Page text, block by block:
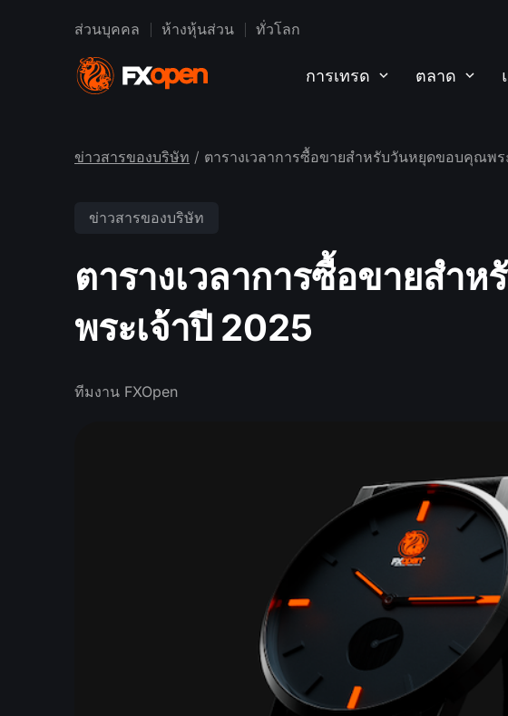
ส่วนบุคคล ห้างหุ้นส่วน ทั่วโลก
การเทรด ตลาด
ข่าวสารของบริษัท / ตารางเวลาการซื้อขายสำหรับวันหยุดขอบคุณพร
ข่าวสารของบริษัท
ตารางเวลาการซื้อขายสำ
พระเจ้าปี 2025
ทีมงาน FXOpen